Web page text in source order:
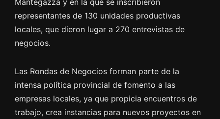
Mantegazza y en la que se inscribieron
representantes de 130 unidades productivas
locales, que dieron lugar a 270 entrevistas de
negocios.
Las Rondas de Negocios forman parte de la
intensa política provincial de fomento a las
empresas locales, ya que propicia encuentros de
trabajo, crea instancias para nuevos proyectos en